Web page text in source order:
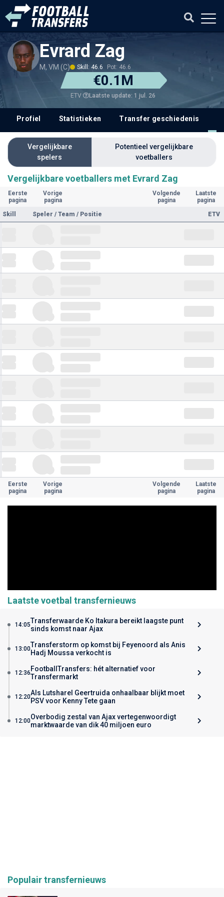
Evrard Zag
M, VM (C) Skill: 46.6 Pot: 46.6
€0.1M
ETV Laatste update: 1 jul. 26
Profiel Statistieken Transfer geschiedenis
Vergelijkbare
spelers
Potentieel vergelijkbare
voetballers
Vergelijkbare voetballers met Evrard Zag
Eerste
pagina
Vorige
pagina
Volgende
pagina
Laatste
pagina
Skill
Speler / Team / Positie ETV
Eerste
pagina
Vorige
pagina
Volgende
pagina
Laatste
pagina
Laatste voetbal transfernieuws
14:05Transferwaarde Ko Itakura bereikt laagste punt
sinds komst naar Ajax
13:00Transferstorm op komst bij Feyenoord als Anis
Hadj Moussa verkocht is
12:36FootballTransfers: hét alternatief voor
Transfermarkt
12:20Als Lutsharel Geertruida onhaalbaar blijkt moet
PSV voor Kenny Tete gaan
12:00Overbodig zestal van Ajax vertegenwoordigt
marktwaarde van dik 40 miljoen euro
Populair transfernieuws